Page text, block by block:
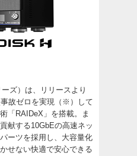
ズ）は、リリースより
故ゼロを実現（※）して
「RAIDeX」を搭載。ま
献する10GbEの高速ネッ
ーツを採用し、大容量化
せない快適で安心できる